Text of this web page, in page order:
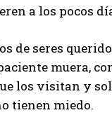
a los pocos
de seres
muera,
los visitan y
tienen miedo.